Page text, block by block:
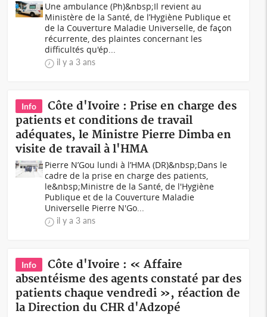
Une ambulance (Ph)&nbsp;Il revient au
Ministère de la Santé, de l’Hygiène Publique et
de la Couverture Maladie Universelle, de façon
récurrente, des plaintes concernant les
difficultés qu'ép...
il y a 3 ans
Info
Côte d'Ivoire : Prise en charge des
patients et conditions de travail
adéquates, le Ministre Pierre Dimba en
visite de travail à l'HMA
Pierre N’Gou lundi à l’HMA (DR)&nbsp;Dans le
cadre de la prise en charge des patients,
le&nbsp;Ministre de la Santé, de l'Hygiène
Publique et de la Couverture Maladie
Universelle Pierre N'Go...
il y a 3 ans
Info
Côte d'Ivoire : « Affaire
absentéisme des agents constaté par des
patients chaque vendredi », réaction de
la Direction du CHR d'Adzopé